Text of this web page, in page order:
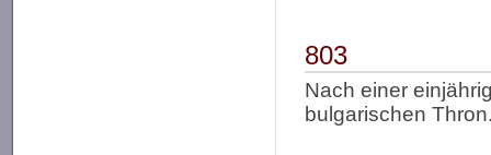
803
Nach einer
bulgarischen